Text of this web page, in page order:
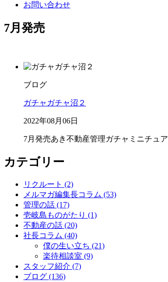
お問い合わせ
7月発売
ブログ
ガチャガチャ沼２
2022年08月06日
7月発売あき不動産管理ガチャ ミニチュア
カテゴリー
リクルート (2)
メルマガ編集長コラム (53)
管理の話 (17)
壱岐島ものがたり (1)
不動産の話 (20)
社長コラム (40)
僕の生い立ち (21)
楽待相談室 (9)
スタッフ紹介 (7)
ブログ (136)